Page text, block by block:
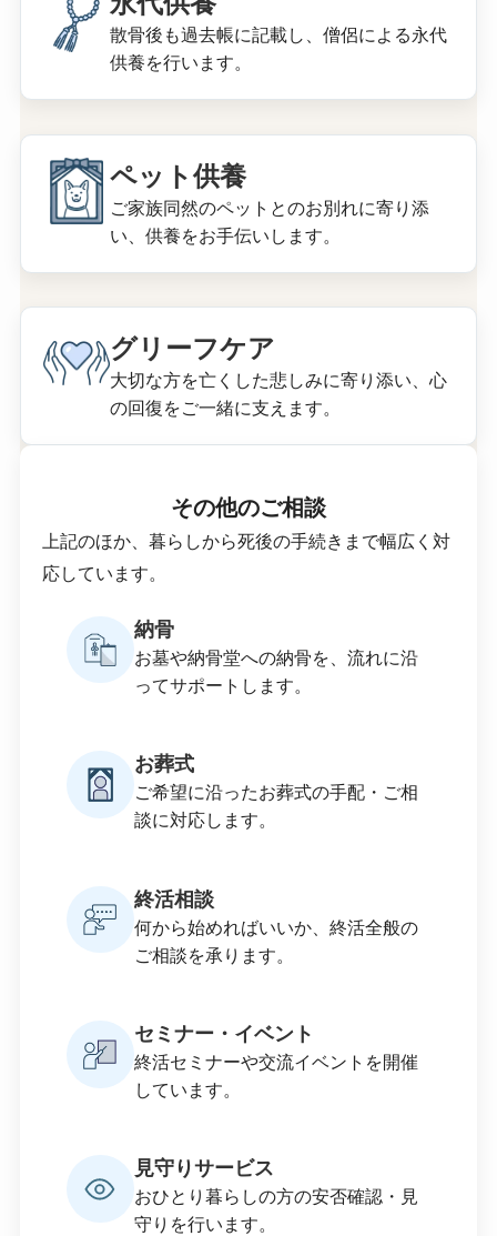
散骨後も過去帳に記載し、僧侶による永代
供養を行います。
ペット供養
ご家族同然のペットとのお別れに寄り添
い、供養をお手伝いします。
グリーフケア
大切な方を亡くした悲しみに寄り添い、心
の回復をご一緒に支えます。
その他のご相談
上記のほか、暮らしから死後の手続きまで幅広く対
応しています。
納骨
お墓や納骨堂への納骨を、流れに沿
ってサポートします。
お葬式
ご希望に沿ったお葬式の手配・ご相
談に対応します。
終活相談
何から始めればいいか、終活全般の
ご相談を承ります。
セミナー・イベント
終活セミナーや交流イベントを開催
しています。
見守りサービス
おひとり暮らしの方の安否確認・見
守りを行います。